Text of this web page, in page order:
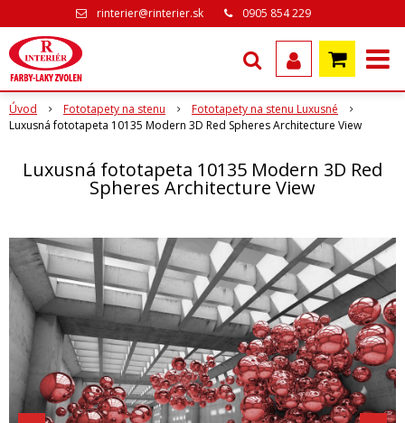
rinterier@rinterier.sk 0905 854 229
Úvod Fototapety na stenu
Fototapety na stenu Luxusné
Luxusná fototapeta 10135 Modern 3D Red Spheres Architecture View
Luxusná fototapeta 10135 Modern 3D Red
Spheres Architecture View